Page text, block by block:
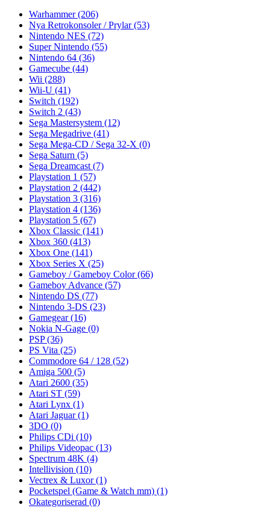
Warhammer(206)
Nya Retrokonsoler / Prylar(53)
Nintendo NES (72)
Super Nintendo (55)
Nintendo 64 (36)
Gamecube (44)
Wii (288)
Wii-U (41)
Switch (192)
Switch 2 (43)
Sega Mastersystem (12)
Sega Megadrive (41)
Sega Mega-CD / Sega 32-X (0)
Sega Saturn (5)
Sega Dreamcast (7)
Playstation 1 (57)
Playstation 2 (442)
Playstation 3 (316)
Playstation 4 (136)
Playstation 5 (67)
Xbox Classic (141)
Xbox 360 (413)
Xbox One (141)
Xbox Series X (25)
Gameboy / Gameboy Color(66)
Gameboy Advance (57)
Nintendo DS (77)
Nintendo 3-DS (23)
Gamegear(16)
Nokia N-Gage (0)
PSP(36)
PS Vita (25)
Commodore 64 / 128 (52)
Amiga 500 (5)
Atari 2600 (35)
Atari ST (59)
Atari Lynx (1)
Atari Jaguar(1)
3DO (0)
Philips CDi (10)
Philips Videopac (13)
Spectrum 48K (4)
Intellivision (10)
Vectrex & Luxor(1)
Pocketspel (Game & Watch mm) (1)
Okategoriserad (0)